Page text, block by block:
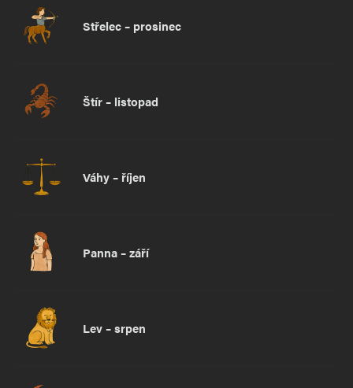
Střelec – prosinec
Štír – listopad
Váhy – říjen
Panna – září
Lev – srpen